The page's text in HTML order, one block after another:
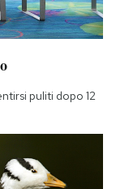
puliti dopo 12